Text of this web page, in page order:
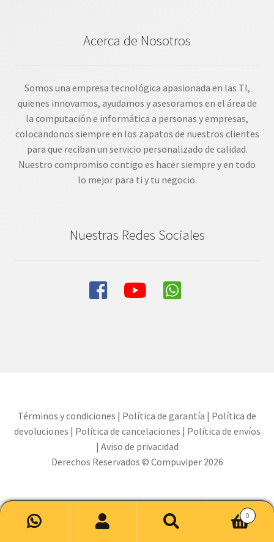
Acerca de Nosotros
Somos una empresa tecnológica apasionada en las TI,
quienes innovamos, ayudamos y asesoramos en el área de
la computación e informática a personas y empresas,
colocandonos siempre en los zapatos de nuestros clientes
para que reciban un servicio personalizado de calidad.
Nuestro compromiso contigo es hacer siempre y en todo
lo mejor para ti y tu negocio.
Nuestras Redes Sociales
Buscar
Buscar
0
Términos y condiciones | Política de garantía | Política de
devoluciones | Política de cancelaciones | Política de envíos
| Aviso de privacidad
Derechos Reservados © Compuviper 2026